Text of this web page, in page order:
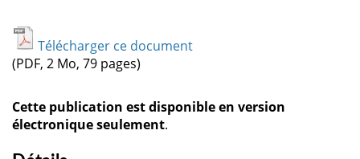
Télécharger ce document
(PDF, 2 Mo, 79 pages)
Cette publication est disponible en version
électronique seulement.